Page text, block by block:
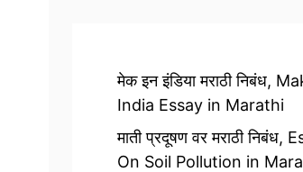
मेक इन इंडिया मराठी निबंध,
India Essay in Marathi
माती प्रदूषण वर मराठी निबंध,
On Soil Pollution in